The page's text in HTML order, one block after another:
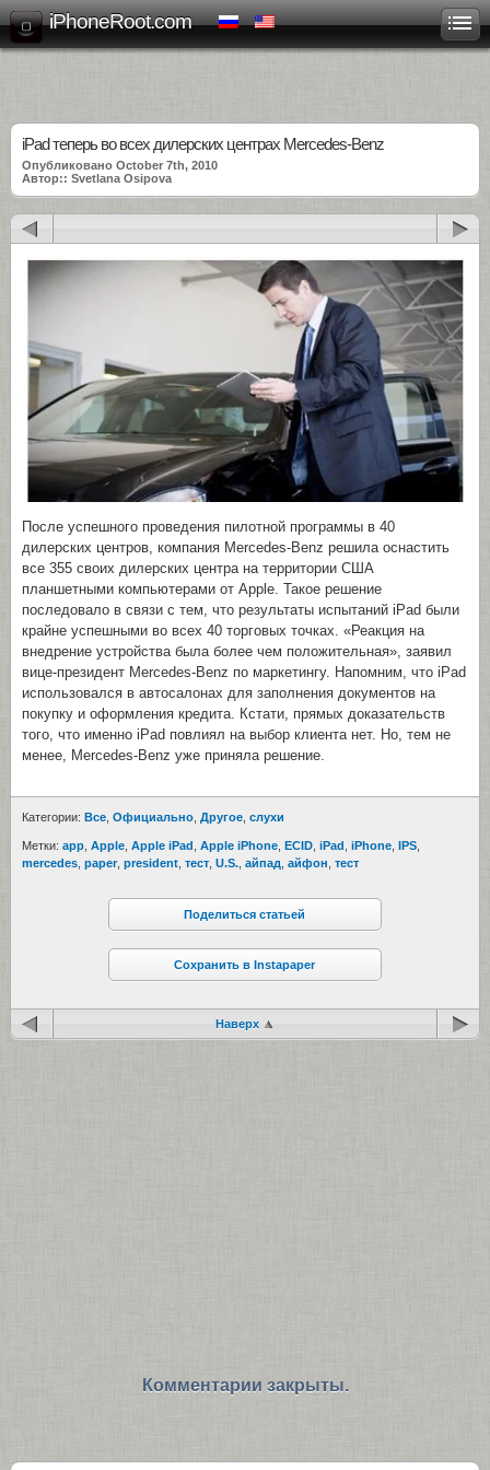
iPhoneRoot.com
iPad теперь во всех дилерских центрах Mercedes-Benz
Опубликовано October 7th, 2010
Автор:: Svetlana Osipova
После успешного проведения пилотной программы в 40
дилерских центров, компания Mercedes-Benz решила оснастить
все 355 своих дилерских центра на территории США
планшетными компьютерами от Apple. Такое решение
последовало в связи с тем, что результаты испытаний iPad были
крайне успешными во всех 40 торговых точках. «Реакция на
внедрение устройства была более чем положительная», заявил
вице-президент Mercedes-Benz по маркетингу. Напомним, что iPad
использовался в автосалонах для заполнения документов на
покупку и оформления кредита. Кстати, прямых доказательств
того, что именно iPad повлиял на выбор клиента нет. Но, тем не
менее, Mercedes-Benz уже приняла решение.
Категории: Все Официально Другое cлухи
Метки: app Apple Apple iPad Apple iPhone ECID iPad iPhone IPS
mercedes paper, president тест U.S. айпад айфон тест
Поделиться статьей
Сохранить в Instapaper
Наверх
Комментарии закрыты.